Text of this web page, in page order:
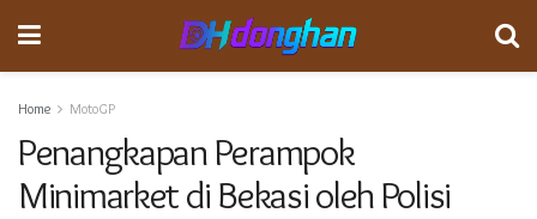
Home MotoGP
Penangkapan Perampok
Minimarket di Bekasi oleh Polisi